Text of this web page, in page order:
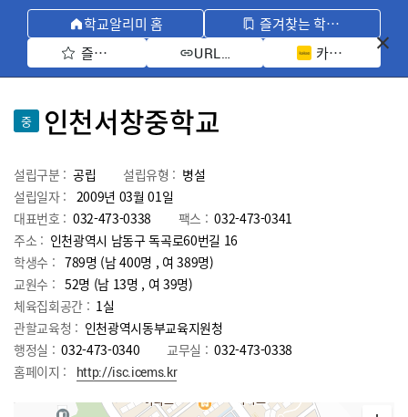
학교알리미 홈
즐겨찾는 학교 모아보기
즐겨찾기 선택
URL 복사 카카오톡 공유
중 인천서창중학교
설립구분 : 공립 설립유형 : 병설
설립일자 : 2009년 03월 01일
대표번호 : 032-473-0338 팩스 : 032-473-0341
주소 : 인천광역시 남동구 독곡로60번길 16
학생수 : 789명 (남 400명 , 여 389명)
교원수 : 52명 (남 13명 , 여 39명)
체육집회공간 : 1실
관할교육청 : 인천광역시동부교육지원청
행정실 : 032-473-0340 교무실 : 032-473-0338
홈페이지 :
http://isc.icems.kr